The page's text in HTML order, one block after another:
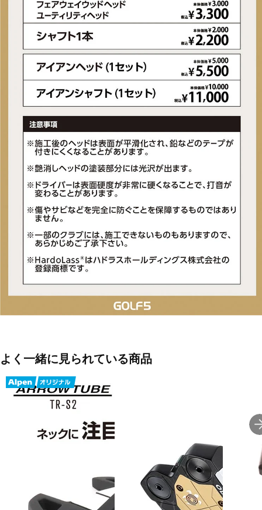
■フレックス：34/UNI
■シャフト重量(g)：34/109
■総重量(g)：
■生産国：日本
■メーカー型番：0008526202
よく一緒に見られている商品